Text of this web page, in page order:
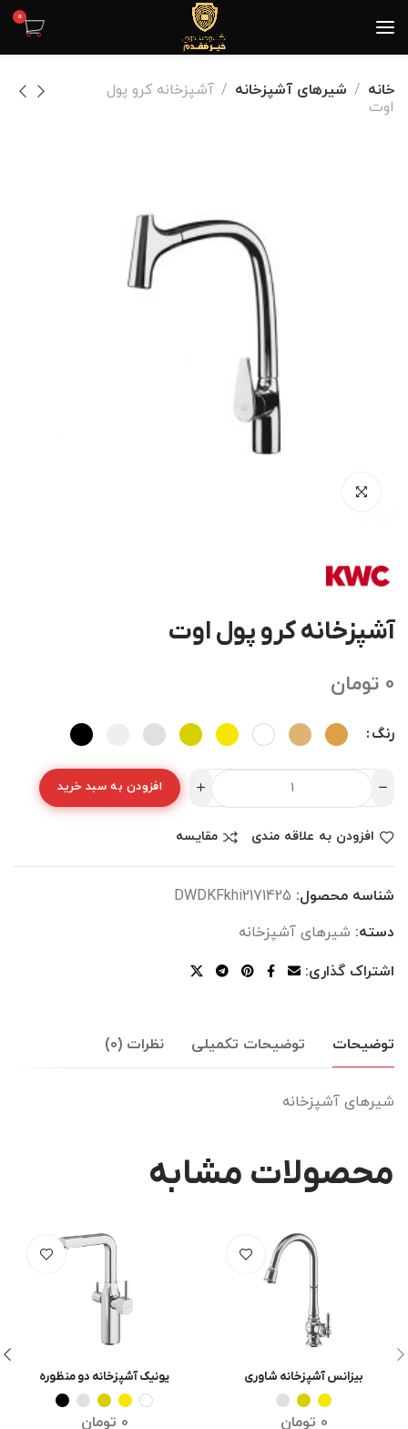
0
خانه شیرهای آشپزخانه
آشپزخانه کرو پول
اوت
آشپزخانه کرو پول اوت
0 تومان
رنگ
افزودن به سبد خرید
افزودن به علاقه مندی مقایسه
شناسه محصول: DWDKFkhi2171425
دسته: شیرهای آشپزخانه
اشتراک گذاری:
توضیحات توضیحات تکمیلی نظرات (0)
شیرهای آشپزخانه
محصولات مشابه
انتخاب گزینه ها
بیزانس آشپزخانه شاوری
0 تومان
انتخاب گزینه ها
یونیک آشپزخانه دو منظوره
0 تومان